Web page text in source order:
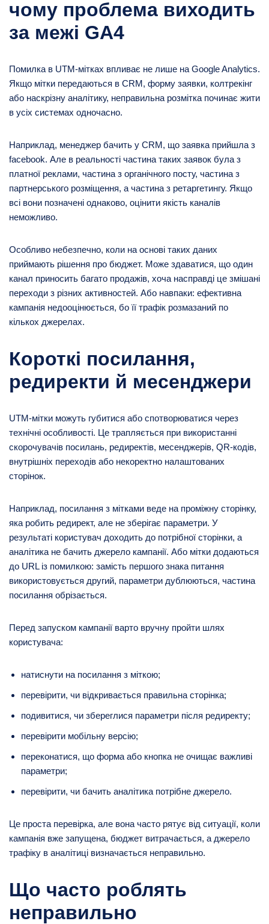
чому проблема виходить
за межі GA4
Помилка в UTM-мітках впливає не лише на Google Analytics.
Якщо мітки передаються в CRM, форму заявки, колтрекінг
або наскрізну аналітику, неправильна розмітка починає жити
в усіх системах одночасно.
Наприклад, менеджер бачить у CRM, що заявка прийшла з
facebook. Але в реальності частина таких заявок була з
платної реклами, частина з органічного посту, частина з
партнерського розміщення, а частина з ретаргетингу. Якщо
всі вони позначені однаково, оцінити якість каналів
неможливо.
Особливо небезпечно, коли на основі таких даних
приймають рішення про бюджет. Може здаватися, що один
канал приносить багато продажів, хоча насправді це змішані
переходи з різних активностей. Або навпаки: ефективна
кампанія недооцінюється, бо її трафік розмазаний по
кількох джерелах.
Короткі посилання,
редиректи й месенджери
UTM-мітки можуть губитися або спотворюватися через
технічні особливості. Це трапляється при використанні
скорочувачів посилань, редиректів, месенджерів, QR-кодів,
внутрішніх переходів або некоректно налаштованих
сторінок.
Наприклад, посилання з мітками веде на проміжну сторінку,
яка робить редирект, але не зберігає параметри. У
результаті користувач доходить до потрібної сторінки, а
аналітика не бачить джерело кампанії. Або мітки додаються
до URL із помилкою: замість першого знака питання
використовується другий, параметри дублюються, частина
посилання обрізається.
Перед запуском кампанії варто вручну пройти шлях
користувача:
натиснути на посилання з міткою;
перевірити, чи відкривається правильна сторінка;
подивитися, чи збереглися параметри після редиректу;
перевірити мобільну версію;
переконатися, що форма або кнопка не очищає важливі
параметри;
перевірити, чи бачить аналітика потрібне джерело.
Це проста перевірка, але вона часто рятує від ситуації, коли
кампанія вже запущена, бюджет витрачається, а джерело
трафіку в аналітиці визначається неправильно.
Що часто роблять
неправильно